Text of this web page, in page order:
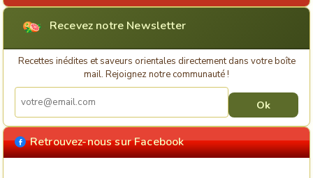
Recevez notre Newsletter
Recettes inédites et saveurs orientales directement dans votre boîte
mail. Rejoignez notre communauté !
Retrouvez-nous sur Facebook